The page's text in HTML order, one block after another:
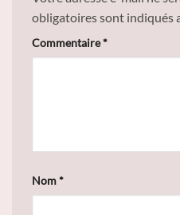
obligatoires sont indiqués
Commentaire*
Nom*